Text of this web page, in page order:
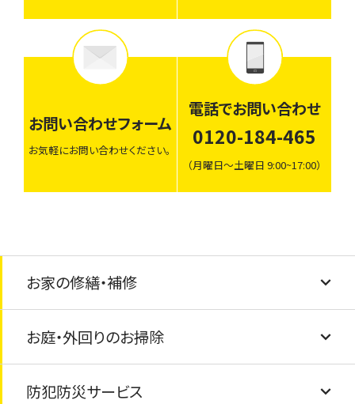
お問い合わせフォーム
お気軽にお問い合わせください。
電話でお問い合わせ
0120-184-465
（月曜日〜土曜日 9:00~17:00）
お家の修繕・補修
建具調整
壁紙・クロスの張替え
お庭・外回りのお掃除
草むしり・庭掃除
防犯防災サービス